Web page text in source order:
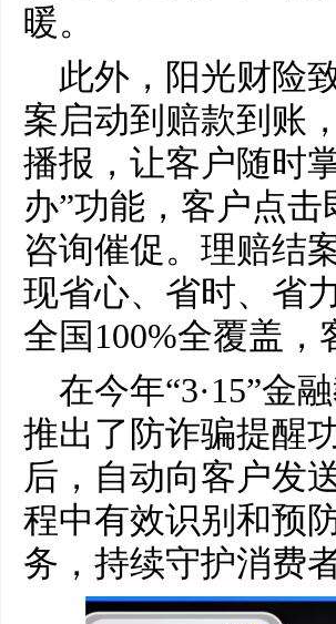
暖。
此外，阳光财险
案启动到赔款到账
播报，让客户随时
办”功能，客户点
咨询催促。理赔结
现省心、省时、省
全国100%全覆盖，
在今年“3·15”金
推出了防诈骗提醒
后，自动向客户发
程中有效识别和预
务，持续守护消费